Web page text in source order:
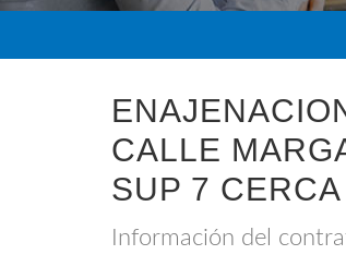
CALLE
SUP 7
Información del